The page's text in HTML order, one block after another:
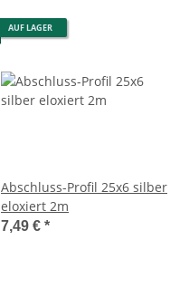
AUF LAGER
Abschluss-Profil 25x6 silber
eloxiert 2m
7,49 € *